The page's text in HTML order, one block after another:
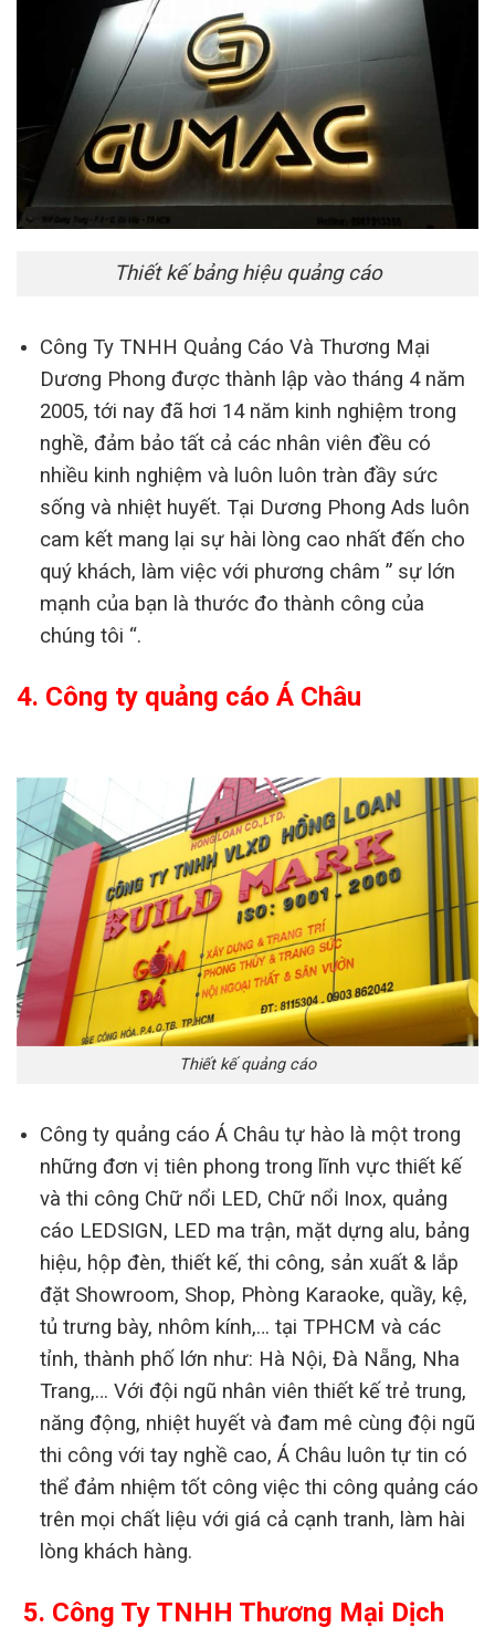
Thiết kế bảng hiệu quảng cáo
Công Ty TNHH Quảng Cáo Và Thương Mại
Dương Phong được thành lập vào tháng 4 năm
2005, tới nay đã hơi 14 năm kinh nghiệm trong
nghề, đảm bảo tất cả các nhân viên đều có
nhiều kinh nghiệm và luôn luôn tràn đầy sức
sống và nhiệt huyết. Tại Dương Phong Ads luôn
cam kết mang lại sự hài lòng cao nhất đến cho
quý khách, làm việc với phương châm ” sự lớn
mạnh của bạn là thước đo thành công của
chúng tôi “.
4. Công ty quảng cáo Á Châu
Thiết kế quảng cáo
Công ty quảng cáo Á Châu tự hào là một trong
những đơn vị tiên phong trong lĩnh vực thiết kế
và thi công Chữ nổi LED, Chữ nổi Inox, quảng
cáo LEDSIGN, LED ma trận, mặt dựng alu, bảng
hiệu, hộp đèn, thiết kế, thi công, sản xuất & lắp
đặt Showroom, Shop, Phòng Karaoke, quầy, kệ,
tủ trưng bày, nhôm kính,… tại TPHCM và các
tỉnh, thành phố lớn như: Hà Nội, Đà Nẵng, Nha
Trang,… Với đội ngũ nhân viên thiết kế trẻ trung,
năng động, nhiệt huyết và đam mê cùng đội ngũ
thi công với tay nghề cao, Á Châu luôn tự tin có
thể đảm nhiệm tốt công việc thi công quảng cáo
trên mọi chất liệu với giá cả cạnh tranh, làm hài
lòng khách hàng.
5. Công Ty TNHH Thương Mại Dịch